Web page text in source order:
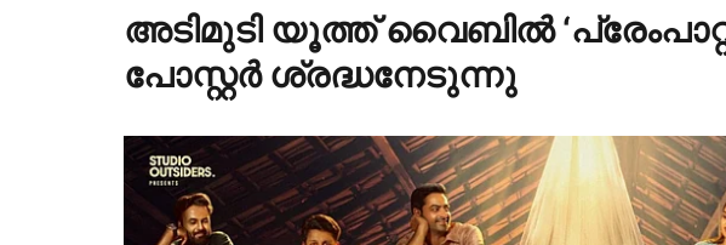
അടിമുടി യൂത്ത് വൈബിൽ
പോസ്റ്റർ ശ്രദ്ധനേടുന്നു